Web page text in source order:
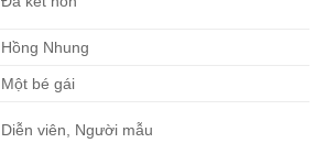
Hồng Nhung
Một bé gái
Diễn viên, Người mẫu